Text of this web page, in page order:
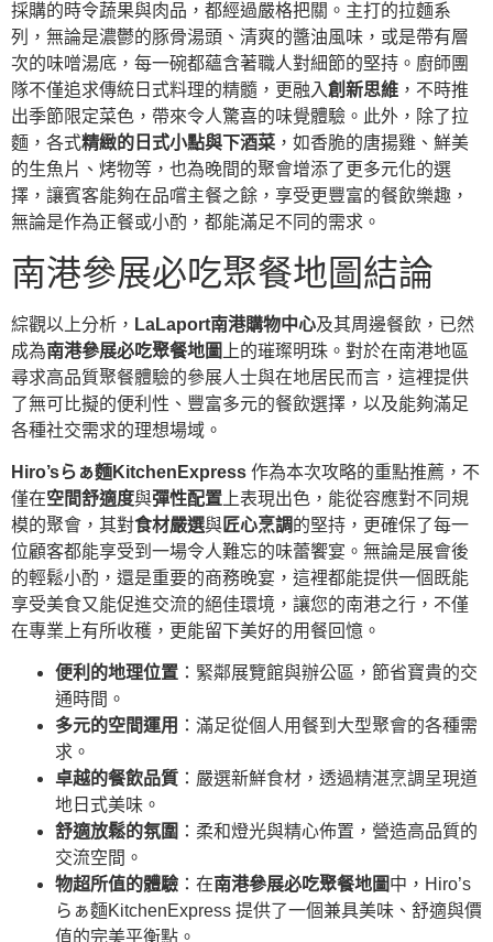
採購的時令蔬果與肉品，都經過嚴格把關。主打的拉麵系
列，無論是濃鬱的豚骨湯頭、清爽的醬油風味，或是帶有層
次的味噌湯底，每一碗都蘊含著職人對細節的堅持。廚師團
隊不僅追求傳統日式料理的精髓，更融入創新思維 ，不時推
出季節限定菜色，帶來令人驚喜的味覺體驗。此外，除了拉
麵，各式精緻的日式小點與下酒菜 ，如香脆的唐揚雞、鮮美
的生魚片、烤物等，也為晚間的聚會增添了更多元化的選
擇，讓賓客能夠在品嚐主餐之餘，享受更豐富的餐飲樂趣，
無論是作為正餐或小酌，都能滿足不同的需求。
南港參展必吃聚餐地圖結論
綜觀以上分析， LaLaport南港購物中心及其周邊餐飲，已然
成為南港參展必吃聚餐地圖 上的璀璨明珠。對於在南港地區
尋求高品質聚餐體驗的參展人士與在地居民而言，這裡提供
了無可比擬的便利性、豐富多元的餐飲選擇，以及能夠滿足
各種社交需求的理想場域。
Hiro’sらぁ麵KitchenExpress 作為本次攻略的重點推薦，不
僅在空間舒適度與彈性配置 上表現出色，能從容應對不同規
模的聚會，其對食材嚴選與匠心烹調的堅持，更確保了每一
位顧客都能享受到一場令人難忘的味蕾饗宴。無論是展會後
的輕鬆小酌，還是重要的商務晚宴，這裡都能提供一個既能
享受美食又能促進交流的絕佳環境，讓您的南港之行，不僅
在專業上有所收穫，更能留下美好的用餐回憶。
便利的地理位置 ：緊鄰展覽館與辦公區，節省寶貴的交
通時間。
多元的空間運用 ：滿足從個人用餐到大型聚會的各種需
求。
卓越的餐飲品質 ：嚴選新鮮食材，透過精湛烹調呈現道
地日式美味。
舒適放鬆的氛圍 ：柔和燈光與精心佈置，營造高品質的
交流空間。
物超所值的體驗 ：在南港參展必吃聚餐地圖中，Hiro’s
らぁ麵KitchenExpress 提供了一個兼具美味、舒適與價
值的完美平衡點。